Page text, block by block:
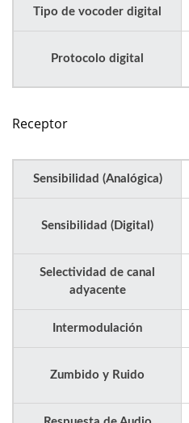
Tipo de vocoder digital
Protocolo digital
Receptor
Sensibilidad (Analógica)
Sensibilidad (Digital)
Selectividad de canal
adyacente
Intermodulación
Zumbido y Ruido